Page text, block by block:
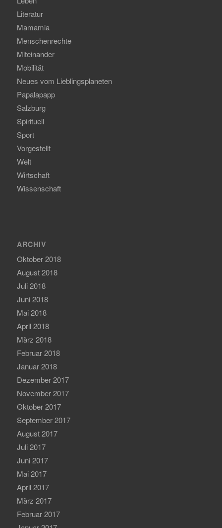
Literatur
Mamamia
Menschenrechte
Miteinander
Mobilität
Neues vom Lieblingsplaneten
Papalapapp
Salzburg
Spirituell
Sport
Vorgestellt
Welt
Wirtschaft
Wissenschaft
ARCHIV
Oktober 2018
August 2018
Juli 2018
Juni 2018
Mai 2018
April 2018
März 2018
Februar 2018
Januar 2018
Dezember 2017
November 2017
Oktober 2017
September 2017
August 2017
Juli 2017
Juni 2017
Mai 2017
April 2017
März 2017
Februar 2017